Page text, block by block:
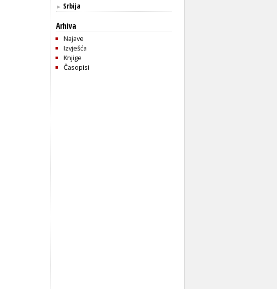
► Srbija
Arhiva
Najave
Izvješća
Knjige
Časopisi